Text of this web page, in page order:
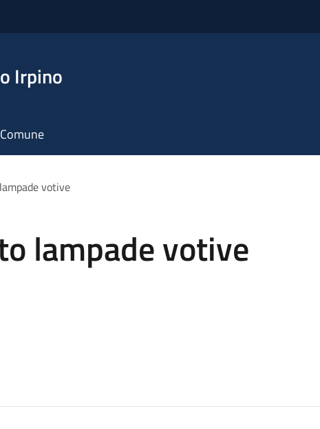
Irpino
votive
lampade votive